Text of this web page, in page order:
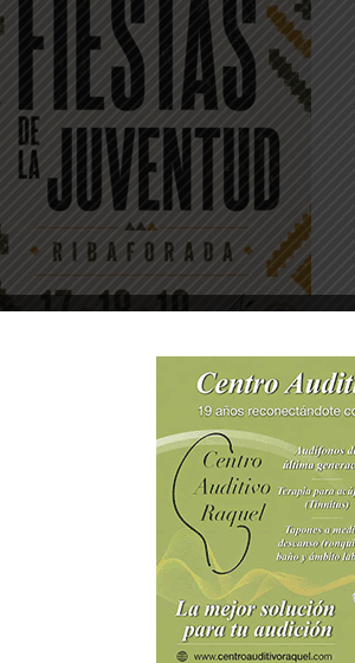
proyecto estratégico en la
sector de las industrias creativas
de la S3 de Navarra.
volver a organizar
analizar las principales
Este cometido actualmente